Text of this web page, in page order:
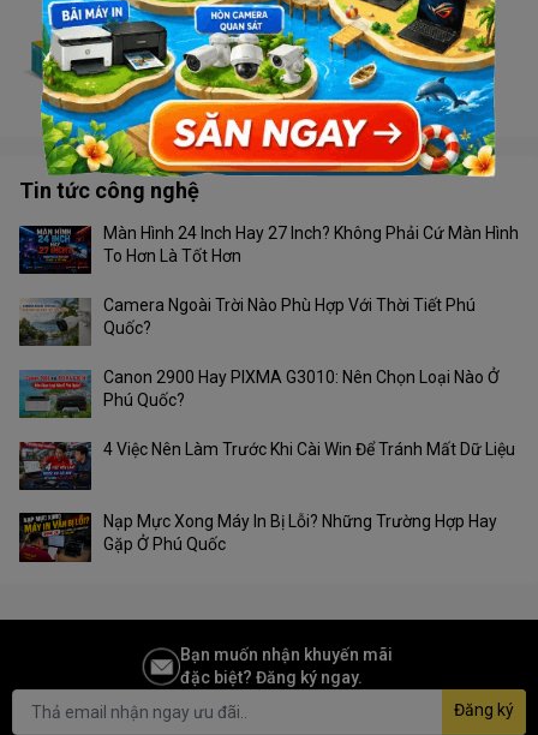
Switch TP Link LS1008
Liên hệ
Tin tức công nghệ
Màn Hình 24 Inch Hay 27 Inch? Không Phải Cứ Màn Hình
To Hơn Là Tốt Hơn
Camera Ngoài Trời Nào Phù Hợp Với Thời Tiết Phú
Quốc?
Canon 2900 Hay PIXMA G3010: Nên Chọn Loại Nào Ở
Phú Quốc?
4 Việc Nên Làm Trước Khi Cài Win Để Tránh Mất Dữ Liệu
Nạp Mực Xong Máy In Bị Lỗi? Những Trường Hợp Hay
Gặp Ở Phú Quốc
Bạn muốn nhận khuyến mãi
đặc biệt? Đăng ký ngay.
Đăng ký